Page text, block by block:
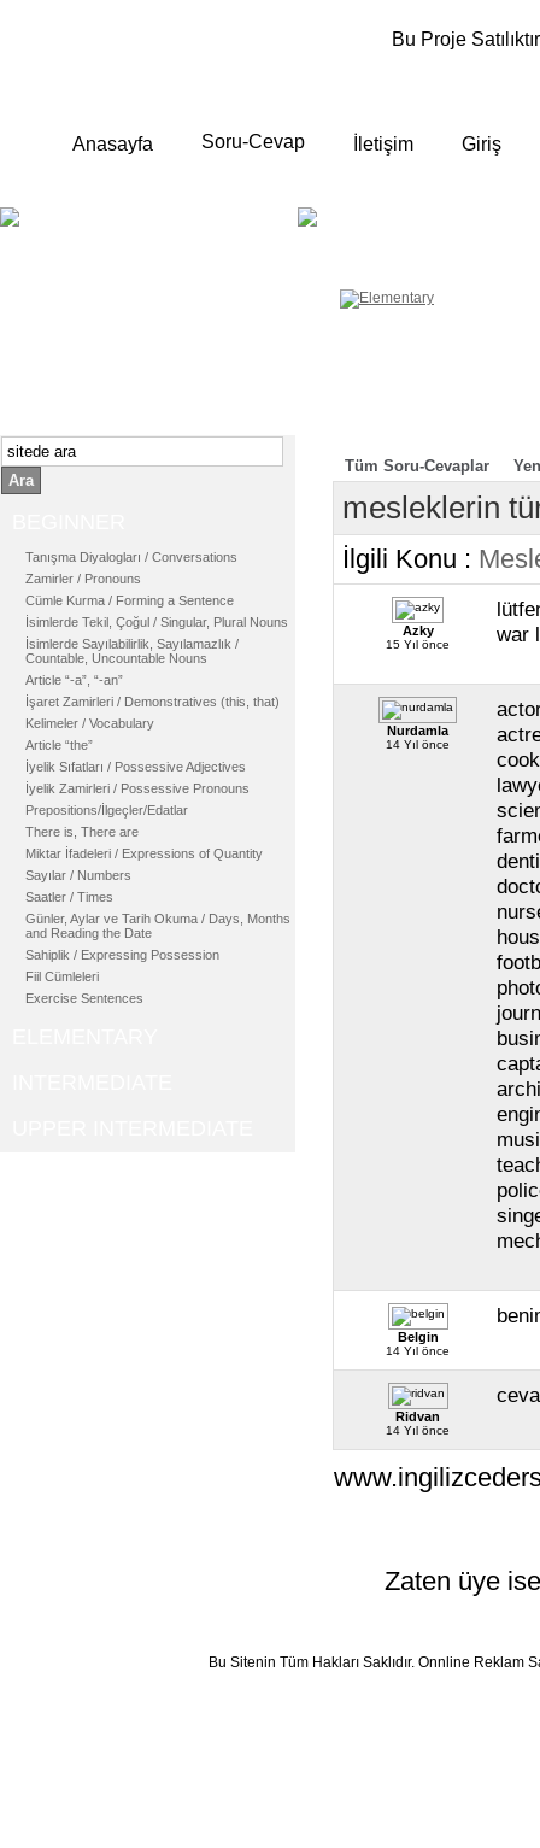
Bu Proje
Anasayfa Soru-Cevap İletişim Giriş
Ara
Tanışma Diyalogları / Conversations
Zamirler / Pronouns
Cümle Kurma / Forming a Sentence
İsimlerde Tekil, Çoğul / Singular, Plural Nouns
İsimlerde Sayılabilirlik, Sayılamazlık /
Countable, Uncountable Nouns
Article “-a”, “-an”
İşaret Zamirleri / Demonstratives (this, that)
Kelimeler / Vocabulary
Article “the”
İyelik Sıfatları / Possessive Adjectives
İyelik Zamirleri / Possessive Pronouns
Prepositions/İlgeçler/Edatlar
There is, There are
Miktar İfadeleri / Expressions of Quantity
Sayılar / Numbers
Saatler / Times
Günler, Aylar ve Tarih Okuma / Days, Months
and Reading the Date
Sahiplik / Expressing Possession
Fiil Cümleleri
Exercise Sentences
Tüm Soru-Cevaplar
mesleklerin
İlgili Konu :
Azky
15 Yıl önce
war
Nurdamla
14 Yıl önce
Belgin
14 Yıl önce
Ridvan
14 Yıl önce
Zaten üye
Bu Sitenin Tüm Hakları Saklıdır. Onnline